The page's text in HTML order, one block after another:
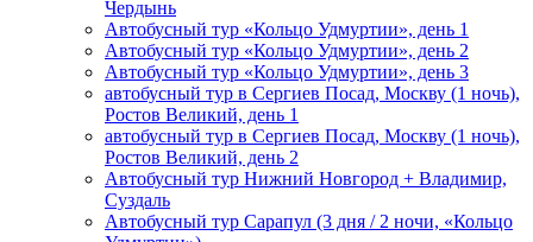
Чердынь
Автобусный тур «Кольцо Удмуртии», день 1
Автобусный тур «Кольцо Удмуртии», день 2
Автобусный тур «Кольцо Удмуртии», день 3
автобусный тур в Сергиев Посад, Москву (1 ночь),
Ростов Великий, день 1
автобусный тур в Сергиев Посад, Москву (1 ночь),
Ростов Великий, день 2
Автобусный тур Нижний Новгород + Владимир,
Суздаль
Автобусный тур Сарапул (3 дня / 2 ночи, «Кольцо